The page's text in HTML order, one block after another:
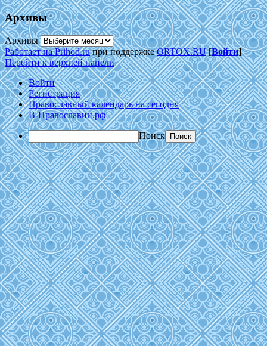
Архивы
Архивы
Работает на Prihod.ruпри поддержкеORTOX.RU[Войти]
Перейти к верхней панели
Войти
Регистрация
Православный календарь на сегодня
В-Православии.рф
Поиск